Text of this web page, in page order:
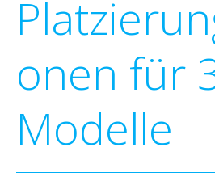
onen für
Modelle